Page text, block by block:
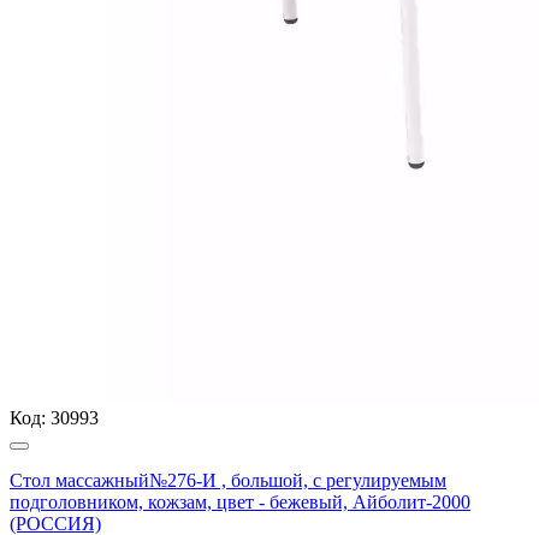
Код: 30993
Стол массажный№276-И , большой, с регулируемым
подголовником, кожзам, цвет - бежевый, Айболит-2000
(РОССИЯ)